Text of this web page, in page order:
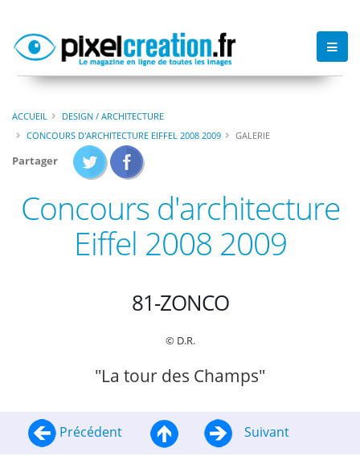
ACCUEIL
DESIGN / ARCHITECTURE
CONCOURS D'ARCHITECTURE EIFFEL 2008 2009
GALERIE
Partager
Concours d'architecture
Eiffel 2008 2009
81-ZONCO
© D.R.
"La tour des Champs"
Précédent Suivant